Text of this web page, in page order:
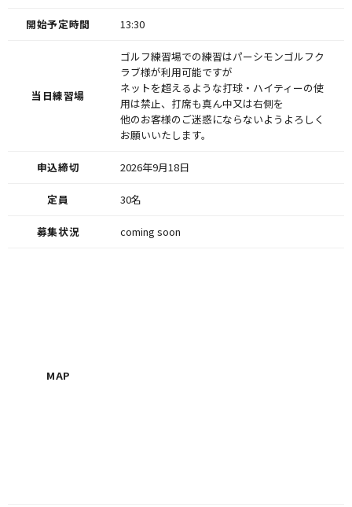
開始予定時間 13:30
当日練習場
ゴルフ練習場での練習はパーシモンゴルフク
ラブ様が利用可能ですが
ネットを超えるような打球・ハイティーの使
用は禁止、打席も真ん中又は右側を
他のお客様のご迷惑にならないようよろしく
お願いいたします。
申込締切 2026年9月18日
定員 30名
募集状況 coming soon
MAP